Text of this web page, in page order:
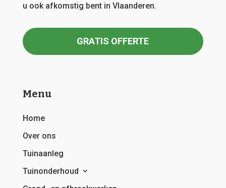
u ook afkomstig bent in Vlaanderen.
GRATIS OFFERTE
Menu
Home
Over ons
Tuinaanleg
Tuinonderhoud